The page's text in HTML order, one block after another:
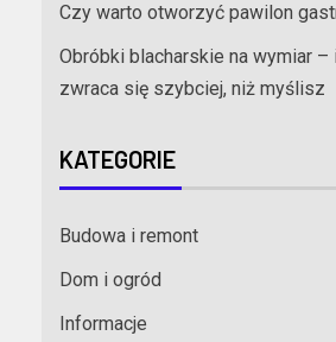
Czy warto otworzyć pawilon
Obróbki blacharskie na wymiar –
zwraca się szybciej, niż myślisz
KATEGORIE
Budowa i remont
Dom i ogród
Informacje